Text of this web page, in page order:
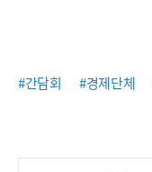
#간담회 #경제단체